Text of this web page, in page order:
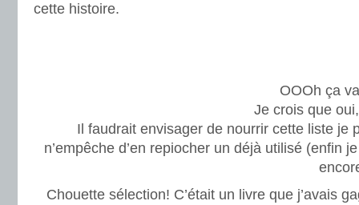
cette histoire.
OOOh ça
Je crois que
Il faudrait envisager de nourrir cette liste je
n’empêche d’en repiocher un déjà utilisé (enfin
Chouette sélection! C’était un livre que j’avais